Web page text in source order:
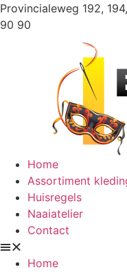
Ga
naar
Provincialeweg 192,
90 90
Home
Assortiment
Huisregels
Naaiatelier
Contact
Home